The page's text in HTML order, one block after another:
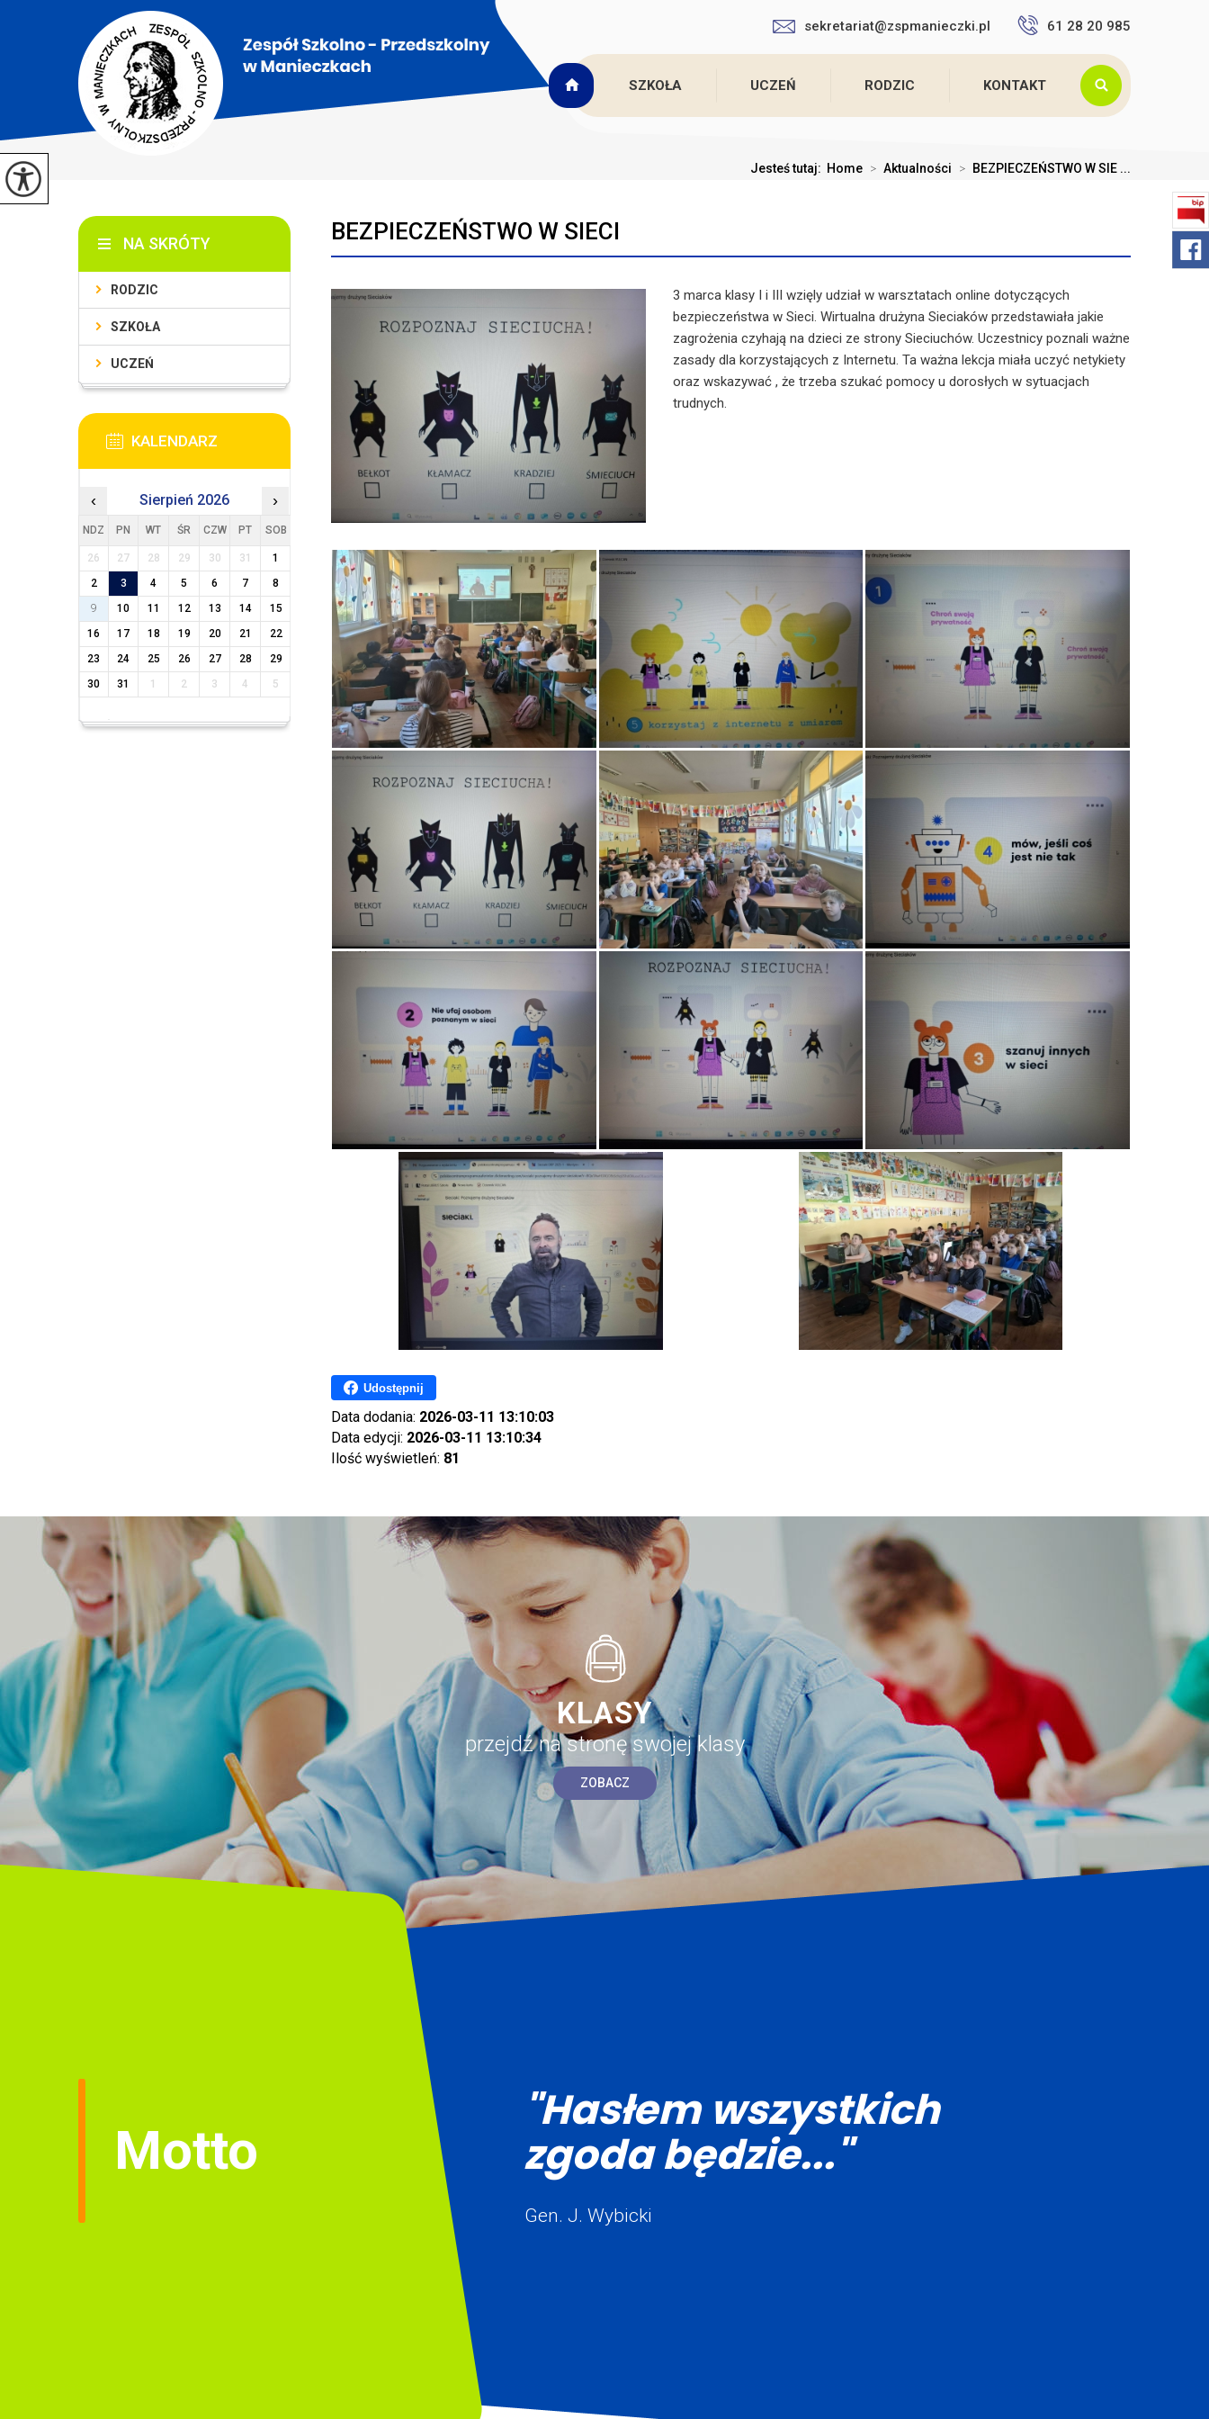
sekretariat@zspmanieczki.pl 61 28 20 985
SZKOŁA UCZEŃ RODZIC KONTAKT
Jesteś tutaj: Home > Aktualności > BEZPIECZEŃSTWO W SIE ...
BEZPIECZEŃSTWO W SIECI
3 marca klasy I i III wzięly udział w warsztatach online dotyczących
bezpieczeństwa w Sieci. Wirtualna drużyna Sieciaków przedstawiała jakie
zagrożenia czyhają na dzieci ze strony Sieciuchów. Uczestnicy poznali ważne
zasady dla korzystających z Internetu. Ta ważna lekcja miała uczyć netykiety
oraz wskazywać , że trzeba szukać pomocy u dorosłych w sytuacjach
trudnych.
Udostępnij
Data dodania: 2026-03-11 13:10:03
Data edycji: 2026-03-11 13:10:34
Ilość wyświetleń: 81
NA SKRÓTY
RODZIC
SZKOŁA
UCZEŃ
KALENDARZ
‹ Sierpień 2026 ›
NDZ PN WT ŚR CZW PT SOB
26 27 28 29 30 31
1
2
3 4 5 6 7
8
9
10 11 12 13 14
15
16
17 18 19 20 21
22
23
24 25 26 27 28
29
30
31 1 2 3 4 5
KLASY
przejdź na stronę swojej klasy
ZOBACZ
"Hasłem wszystkich
zgoda będzie..."
Gen. J. Wybicki